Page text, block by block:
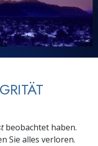
beobachtet haben.
Sie alles verloren.